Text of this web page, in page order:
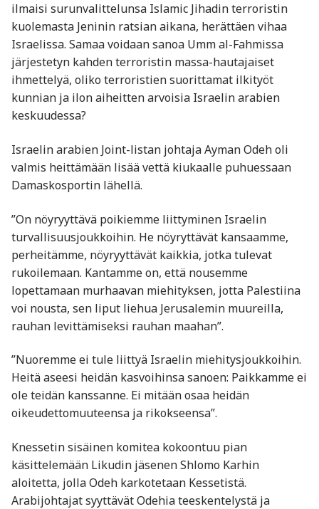
ilmaisi surunvalittelunsa Islamic Jihadin terroristin
kuolemasta Jeninin ratsian aikana, herättäen vihaa
Israelissa. Samaa voidaan sanoa Umm al-Fahmissa
järjestetyn kahden terroristin massa-hautajaiset
ihmettelyä, oliko terroristien suorittamat ilkityöt
kunnian ja ilon aiheitten arvoisia Israelin arabien
keskuudessa?
Israelin arabien Joint-listan johtaja Ayman Odeh oli
valmis heittämään lisää vettä kiukaalle puhuessaan
Damaskosportin lähellä.
”On nöyryyttävä poikiemme liittyminen Israelin
turvallisuusjoukkoihin. He nöyryttävät kansaamme,
perheitämme, nöyryyttävät kaikkia, jotka tulevat
rukoilemaan. Kantamme on, että nousemme
lopettamaan murhaavan miehityksen, jotta Palestiina
voi nousta, sen liput liehua Jerusalemin muureilla,
rauhan levittämiseksi rauhan maahan”.
”Nuoremme ei tule liittyä Israelin miehitysjoukkoihin.
Heitä aseesi heidän kasvoihinsa sanoen: Paikkamme ei
ole teidän kanssanne. Ei mitään osaa heidän
oikeudettomuuteensa ja rikokseensa”.
Knessetin sisäinen komitea kokoontuu pian
käsittelemään Likudin jäsenen Shlomo Karhin
aloitetta, jolla Odeh karkotetaan Kessetistä.
Arabijohtajat syyttävät Odehia teeskentelystä ja